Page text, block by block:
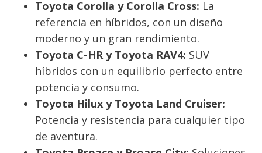
Toyota Corolla y Corolla Cross: La
referencia en híbridos, con un diseño
moderno y un gran rendimiento.
Toyota C-HR y Toyota RAV4: SUV
híbridos con un equilibrio perfecto entre
potencia y consumo.
Toyota Hilux y Toyota Land Cruiser:
Potencia y resistencia para cualquier tipo
de aventura.